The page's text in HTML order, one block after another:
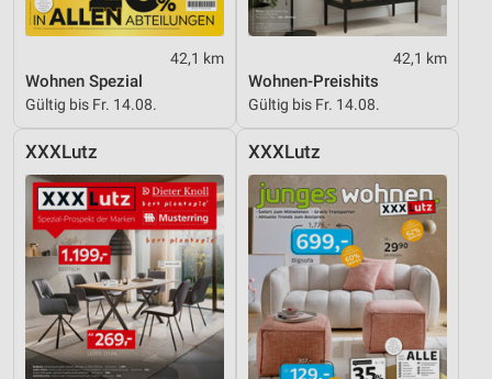
42,1 km
Wohnen Spezial
Gültig bis Fr. 14.08.
42,1 km
Wohnen-Preishits
Gültig bis Fr. 14.08.
XXXLutz XXXLutz